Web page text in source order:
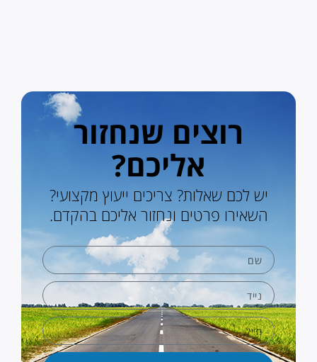
רוצים שנחזור
אליכם?
יש לכם שאלות? צריכים ייעוץ מקצועי?
השאירו פרטים ונחזור אליכם בהקדם.